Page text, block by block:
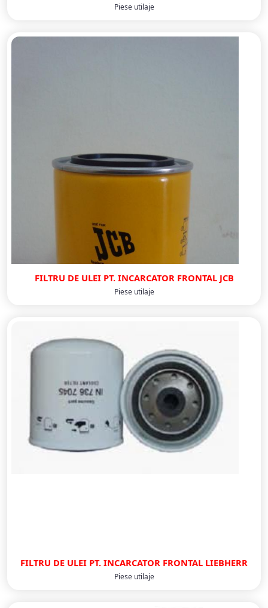
Piese utilaje
FILTRU DE ULEI PT. INCARCATOR FRONTAL JCB
Piese utilaje
FILTRU DE ULEI PT. INCARCATOR FRONTAL LIEBHERR
Piese utilaje